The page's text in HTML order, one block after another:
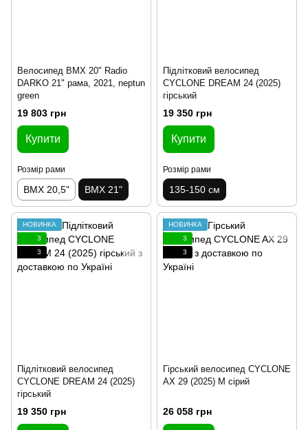
Велосипед BMX 20" Radio
DARKO 21" рама, 2021, neptun
green
19 803 грн
Купити
Розмір рами
BMX 20,5" BMX 21"
Підлітковий велосипед
CYCLONE DREAM 24 (2025)
гірський
19 350 грн
Купити
Розмір рами
135-150 см
НОВИНКА
3
3
Підлітковий велосипед
CYCLONE DREAM 24 (2025)
гірський
19 350 грн
НОВИНКА
3
3
Гірський велосипед CYCLONE
AX 29 (2025) M сірий
26 058 грн